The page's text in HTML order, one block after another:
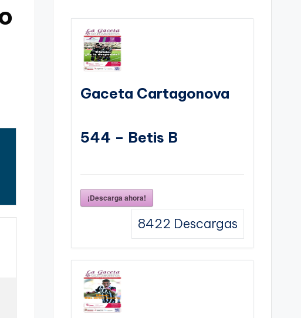
Gaceta Cartagonova
544 – Betis B
¡Descarga ahora!
8422 Descargas